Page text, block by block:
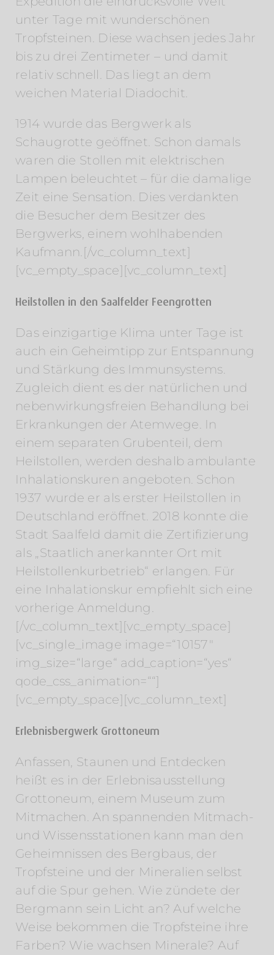
unter Tage mit wunderschönen
Tropfsteinen. Diese wachsen jedes Jahr
bis zu drei Zentimeter – und damit
relativ schnell. Das liegt an dem
weichen Material Diadochit.
1914 wurde das Bergwerk als
Schaugrotte geöffnet. Schon damals
waren die Stollen mit elektrischen
Lampen beleuchtet – für die damalige
Zeit eine Sensation. Dies verdankten
die Besucher dem Besitzer des
Bergwerks, einem wohlhabenden
Kaufmann.[/vc_column_text]
[vc_empty_space][vc_column_text]
Heilstollen in den Saalfelder Feengrotten
Das einzigartige Klima unter Tage ist
auch ein Geheimtipp zur Entspannung
und Stärkung des Immunsystems.
Zugleich dient es der natürlichen und
nebenwirkungsfreien Behandlung bei
Erkrankungen der Atemwege. In
einem separaten Grubenteil, dem
Heilstollen, werden deshalb ambulante
Inhalationskuren angeboten. Schon
1937 wurde er als erster Heilstollen in
Deutschland eröffnet. 2018 konnte die
Stadt Saalfeld damit die Zertifizierung
als „Staatlich anerkannter Ort mit
Heilstollenkurbetrieb“ erlangen. Für
eine Inhalationskur empfiehlt sich eine
vorherige Anmeldung.
[/vc_column_text][vc_empty_space]
[vc_single_image image=“10157″
img_size=“large“ add_caption=“yes“
qode_css_animation=““]
[vc_empty_space][vc_column_text]
Erlebnisbergwerk Grottoneum
Anfassen, Staunen und Entdecken
heißt es in der Erlebnisausstellung
Grottoneum, einem Museum zum
Mitmachen. An spannenden Mitmach-
und Wissensstationen kann man den
Geheimnissen des Bergbaus, der
Tropfsteine und der Mineralien selbst
auf die Spur gehen. Wie zündete der
Bergmann sein Licht an? Auf welche
Weise bekommen die Tropfsteine ihre
Farben? Wie wachsen Minerale? Auf